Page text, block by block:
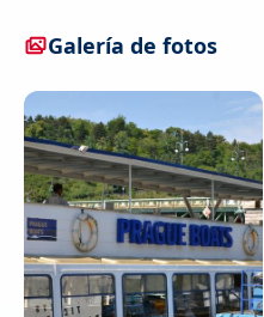
Galería de fotos